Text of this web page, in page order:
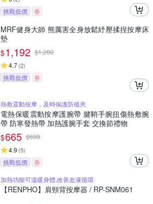
挑戰低價 券
MRF健身大師 熊厲害全身放鬆紓壓揉捏按摩床
墊
$1,192 $1,280
4.7(2)
挑戰低價 券
熱敷震動按摩，及時保護防後患
電熱保暖震動按摩護腕帶 腱鞘手腕扭傷熱敷腕
帶 防寒發熱帶 加熱護腕手套 交換節禮物
$665 $699
4.9 (5)
挑戰低價
券
加熱功能可溫暖身體,改善血液循環
【RENPHO】肩頸背按摩器 / RP-SNM061